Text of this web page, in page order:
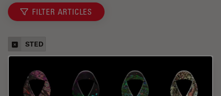
FILTER ARTICLES
STED